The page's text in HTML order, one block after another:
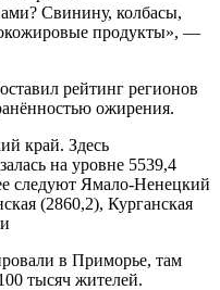
Свинину, колбасы,
продукты», —
рейтинг регионов
ожирения.
край. Здесь
на уровне 5539,4
следуют Ямало-Ненецкий
(2860,2), Курганская
в Приморье, там
тысяч жителей.